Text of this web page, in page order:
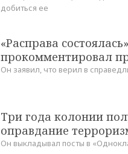
добиться ее
«Расправа
прокомментировал
Он заявил, что верил в
Три года колонии
оправдание
Он выкладывал посты в